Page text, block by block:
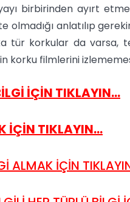
birbirinden ayırt
olmadığı anlatılıp
tür korkular da varsa,
korku filmlerini
İÇİN TIKLAYIN...
İÇİN TIKLAYIN...
ALMAK İÇİN